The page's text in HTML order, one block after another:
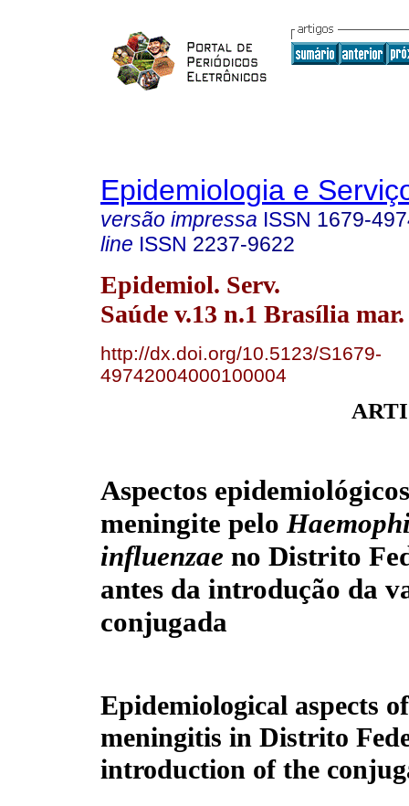
Epidemiologia e
versão impressa ISSN 1679-
line ISSN 2237-9622
Epidemiol. Serv.
Saúde v.13 n.1 Brasília mar.
http://dx.doi.org/10.5123/S1679-
49742004000100004
Aspectos
meningite pelo
influenzae no Distrito
antes da introdução da
conjugada
Epidemiological aspects
meningitis in Distrito
introduction of the